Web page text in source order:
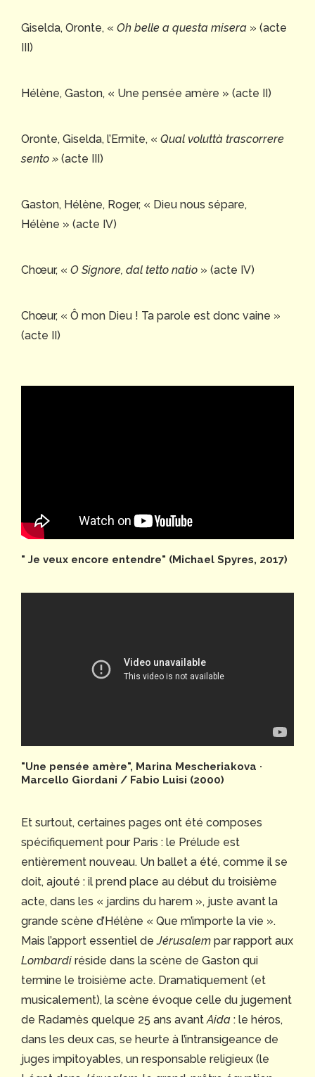
Giselda, Oronte, « Oh belle a questa misera » (acte
III)
Hélène, Gaston, « Une pensée amère » (acte II)
Oronte, Giselda, l’Ermite, « Qual voluttà trascorrere
sento » (acte III)
Gaston, Hélène, Roger, « Dieu nous sépare,
Hélène » (acte IV)
Chœur, « O Signore, dal tetto natio » (acte IV)
Chœur, « Ô mon Dieu ! Ta parole est donc vaine »
(acte II)
" Je veux encore entendre" (Michael Spyres, 2017)
"Une pensée amère", Marina Mescheriakova ·
Marcello Giordani / Fabio Luisi (2000)
Et surtout, certaines pages ont été composes
spécifiquement pour Paris : le Prélude est
entièrement nouveau. Un ballet a été, comme il se
doit, ajouté : il prend place au début du troisième
acte, dans les « jardins du harem », juste avant la
grande scène d’Hélène « Que m’importe la vie ».
Mais l’apport essentiel deJérusalem par rapport aux
Lombardi réside dans la scène de Gaston qui
termine le troisième acte. Dramatiquement (et
musicalement), la scène évoque celle du jugement
de Radamès quelque 25 ans avantAida : le héros,
dans les deux cas, se heurte à l’intransigeance de
juges impitoyables, un responsable religieux (le